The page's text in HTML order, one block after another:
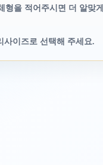
형을 적어주시면 더 알맞게
사이즈로 선택해 주세요.